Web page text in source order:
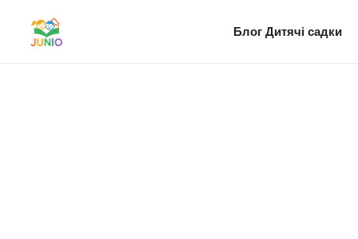
Блог Дитячі садки